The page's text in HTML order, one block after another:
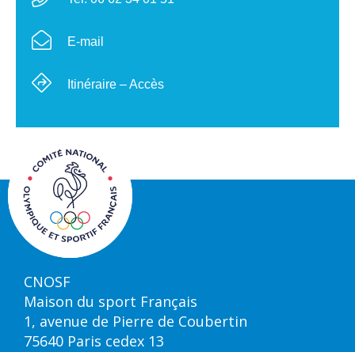
E-mail
Itinéraire – Accès
CNOSF
Maison du sport Français
1, avenue de Pierre de Coubertin
75640 Paris cedex 13